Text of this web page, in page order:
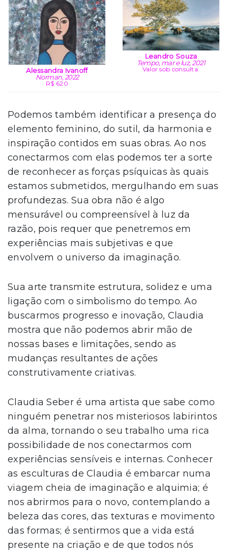
Alessandra Ivanoff
Norman, 2022
R$ 620
Leandro Souza
Tempo, mar e luz, 2021
Valor sob consulta.
Podemos também identificar a presença do
elemento feminino, do sutil, da harmonia e
inspiração contidos em suas obras. Ao nos
conectarmos com elas podemos ter a sorte
de reconhecer as forças psíquicas às quais
estamos submetidos, mergulhando em suas
profundezas. Sua obra não é algo
mensurável ou compreensível à luz da
razão, pois requer que penetremos em
experiências mais subjetivas e que
envolvem o universo da imaginação.
Sua arte transmite estrutura, solidez e uma
ligação com o simbolismo do tempo. Ao
buscarmos progresso e inovação, Claudia
mostra que não podemos abrir mão de
nossas bases e limitações, sendo as
mudanças resultantes de ações
construtivamente criativas.
Claudia Seber é uma artista que sabe como
ninguém penetrar nos misteriosos labirintos
da alma, tornando o seu trabalho uma rica
possibilidade de nos conectarmos com
experiências sensíveis e internas. Conhecer
as esculturas de Claudia é embarcar numa
viagem cheia de imaginação e alquimia; é
nos abrirmos para o novo, contemplando a
beleza das cores, das texturas e movimento
das formas; é sentirmos que a vida está
presente na criação e de que todos nós